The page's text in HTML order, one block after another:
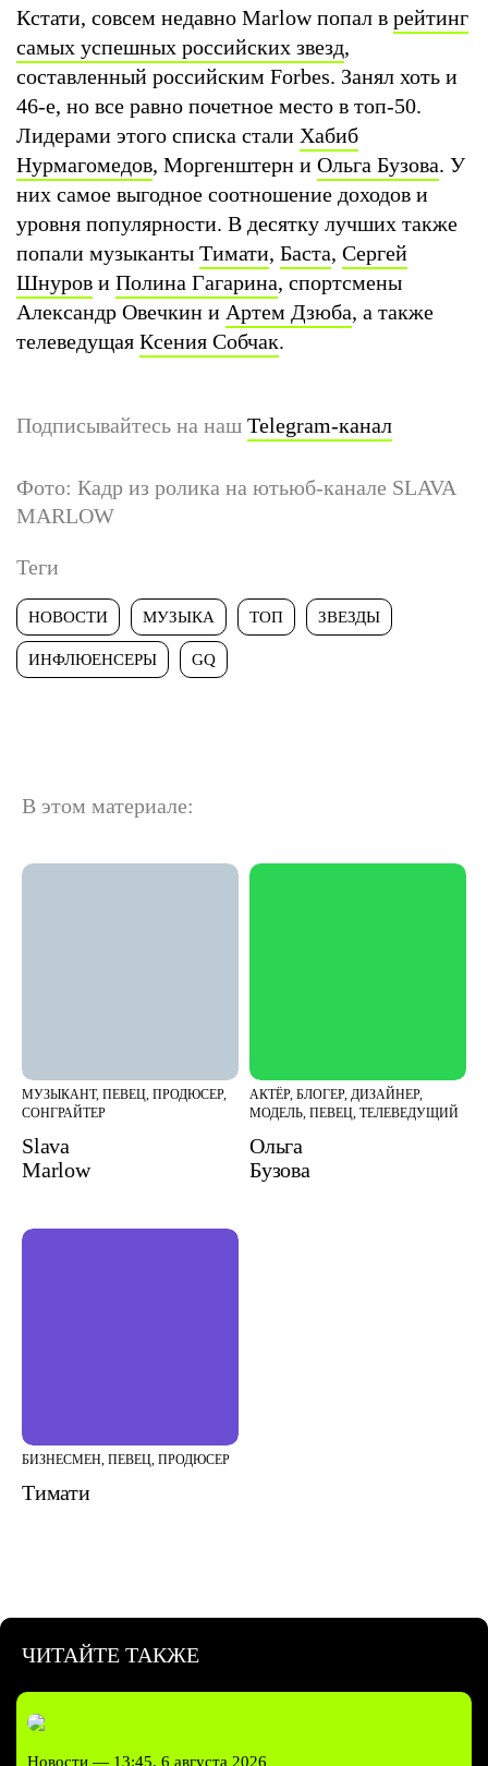
Кстати, совсем недавно Marlow попал в рейтинг
самых успешных российских звезд,
составленный российским Forbes. Занял хоть и
46-е, но все равно почетное место в топ-50.
Лидерами этого списка стали Хабиб
Нурмагомедов, Моргенштерн и Ольга Бузова. У
них самое выгодное соотношение доходов и
уровня популярности. В десятку лучших также
попали музыканты Тимати, Баста, Сергей
Шнуров и Полина Гагарина, спортсмены
Александр Овечкин и Артем Дзюба, а также
телеведущая Ксения Собчак.
Подписывайтесь на наш Telegram-канал
Фото: Кадр из ролика на ютьюб-канале SLAVA
MARLOW
Теги
НОВОСТИ МУЗЫКА ТОП ЗВЕЗДЫ
ИНФЛЮЕНСЕРЫ GQ
В этом материале:
МУЗЫКАНТ, ПЕВЕЦ, ПРОДЮСЕР,
СОНГРАЙТЕР
Slava
Marlow
АКТЁР, БЛОГЕР, ДИЗАЙНЕР,
МОДЕЛЬ, ПЕВЕЦ, ТЕЛЕВЕДУЩИЙ
Ольга
Бузова
БИЗНЕСМЕН, ПЕВЕЦ, ПРОДЮСЕР
Тимати
ЧИТАЙТЕ ТАКЖЕ
Новости — 13:45, 6 августа 2026